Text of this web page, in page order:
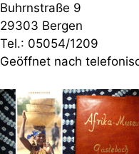
Buhrnstraße 9
29303 Bergen
Tel.: 05054/1209
Geöffnet nach